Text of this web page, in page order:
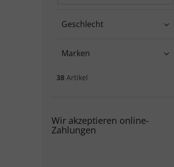
Marken
Geschlecht
38 Artikel
Wir akzeptieren online-
Zahlungen